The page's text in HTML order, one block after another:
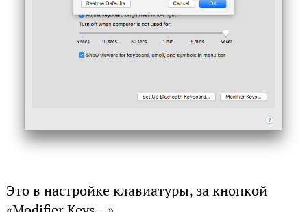
Это в настройке клавиатуры, за кнопкой